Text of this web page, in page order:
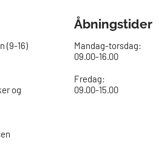
(9-16)
og
Åbningstider
Mandag-torsdag:
09.00-16.00​
Fredag:
09.00-15.00